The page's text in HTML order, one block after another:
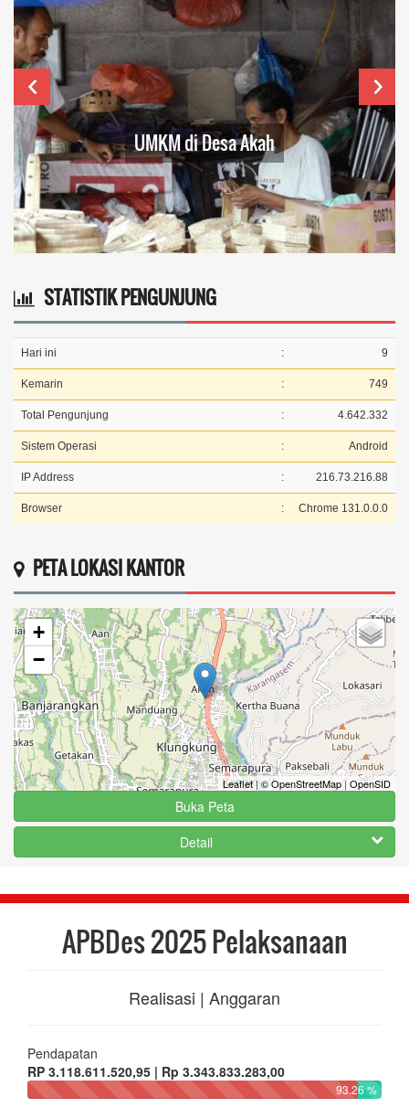
UMKM di Desa Akah
STATISTIK PENGUNJUNG
Hari ini : 9
Kemarin : 749
Total Pengunjung : 4.642.332
Sistem Operasi : Android
IP Address : 216.73.216.88
Browser : Chrome 131.0.0.0
PETA LOKASI KANTOR
+
−
Leaflet|© OpenStreetMap|OpenSID
Buka Peta
Detail
APBDes 2025 Pelaksanaan
Realisasi | Anggaran
Pendapatan
RP 3.118.611.520,95 | Rp 3.343.833.283,00
93.26 %